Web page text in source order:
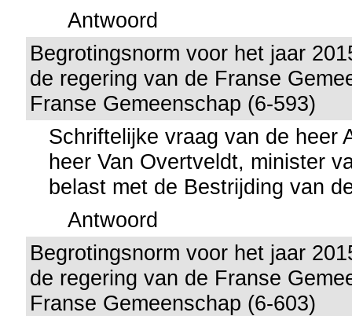
Antwoord
Begrotingsnorm voor het jaar
de regering van de Franse
Franse Gemeenschap (6-593)
Schriftelijke vraag van de heer
heer Van Overtveldt, minister
belast met de Bestrijding van
Antwoord
Begrotingsnorm voor het jaar
de regering van de Franse
Franse Gemeenschap (6-603)